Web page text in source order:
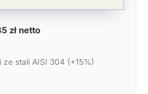
złnetto
ze stali AISI 304 (+15%)